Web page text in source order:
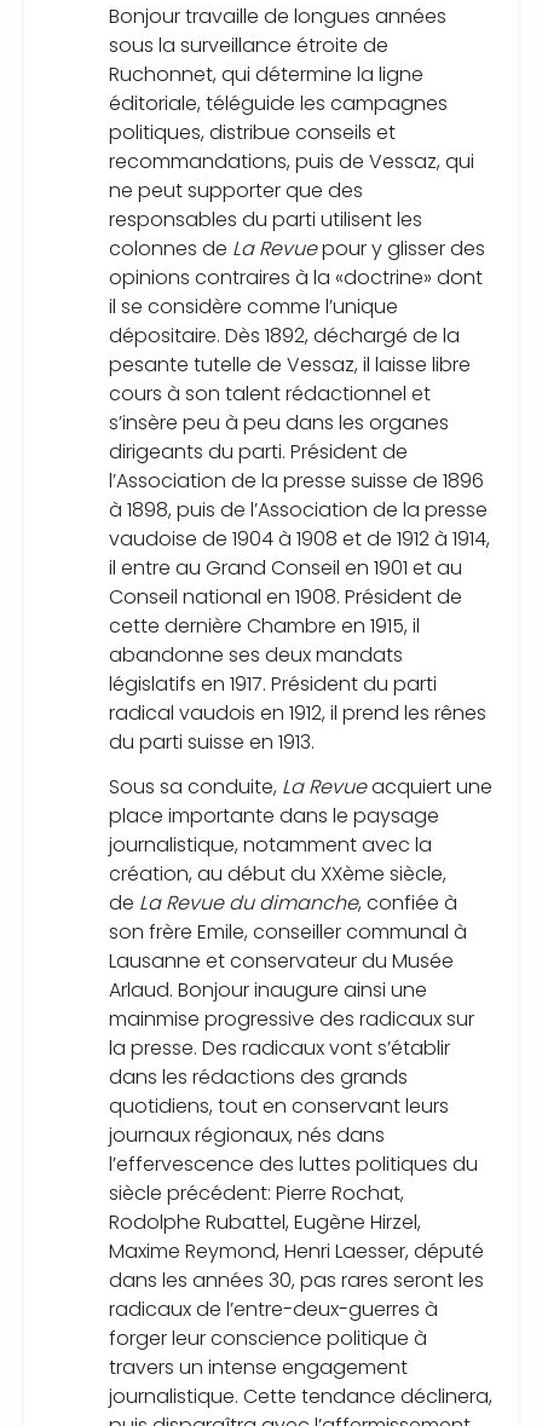
Bonjour travaille de longues années
sous la surveillance étroite de
Ruchonnet, qui détermine la ligne
éditoriale, téléguide les campagnes
politiques, distribue conseils et
recommandations, puis de Vessaz, qui
ne peut supporter que des
responsables du parti utilisent les
colonnes de La Revuepour y glisser des
opinions contraires à la «doctrine» dont
il se considère comme l’unique
dépositaire. Dès 1892, déchargé de la
pesante tutelle de Vessaz, il laisse libre
cours à son talent rédactionnel et
s’insère peu à peu dans les organes
dirigeants du parti. Président de
l’Association de la presse suisse de 1896
à 1898, puis de l’Association de la presse
vaudoise de 1904 à 1908 et de 1912 à 1914,
il entre au Grand Conseil en 1901 et au
Conseil national en 1908. Président de
cette dernière Chambre en 1915, il
abandonne ses deux mandats
législatifs en 1917. Président du parti
radical vaudois en 1912, il prend les rênes
du parti suisse en 1913.
Sous sa conduite, La Revueacquiert une
place importante dans le paysage
journalistique, notamment avec la
création, au début du XXème siècle,
de La Revue du dimanche, confiée à
son frère Emile, conseiller communal à
Lausanne et conservateur du Musée
Arlaud. Bonjour inaugure ainsi une
mainmise progressive des radicaux sur
la presse. Des radicaux vont s’établir
dans les rédactions des grands
quotidiens, tout en conservant leurs
journaux régionaux, nés dans
l’effervescence des luttes politiques du
siècle précédent: Pierre Rochat,
Rodolphe Rubattel, Eugène Hirzel,
Maxime Reymond, Henri Laesser, député
dans les années 30, pas rares seront les
radicaux de l’entre-deux-guerres à
forger leur conscience politique à
travers un intense engagement
journalistique. Cette tendance déclinera,